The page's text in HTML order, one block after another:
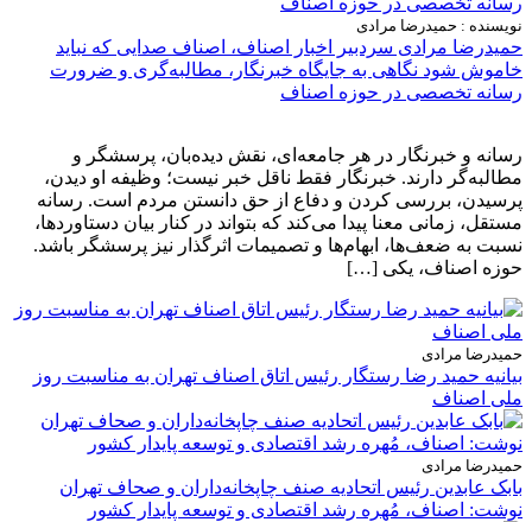
نویسنده : حمیدرضا مرادی
حمیدرضا مرادی سردبیر اخبار اصناف، اصناف صدایی که نباید
خاموش شود نگاهی به جایگاه خبرنگار، مطالبه‌گری و ضرورت
رسانه تخصصی در حوزه اصناف
رسانه و خبرنگار در هر جامعه‌ای، نقش دیده‌بان، پرسشگر و
مطالبه‌گر دارند. خبرنگار فقط ناقل خبر نیست؛ وظیفه او دیدن،
پرسیدن، بررسی کردن و دفاع از حق دانستن مردم است. رسانه
مستقل، زمانی معنا پیدا می‌کند که بتواند در کنار بیان دستاوردها،
نسبت به ضعف‌ها، ابهام‌ها و تصمیمات اثرگذار نیز پرسشگر باشد.
حوزه اصناف، یکی […]
حمیدرضا مرادی
بیانیه حمید رضا رستگار رئیس اتاق اصناف تهران به مناسبت روز
ملی اصناف
حمیدرضا مرادی
بابک عابدین رئیس اتحادیه صنف چاپخانه‌داران و صحاف تهران
نوشت: اصناف، مُهره رشد اقتصادی و توسعه پایدار کشور